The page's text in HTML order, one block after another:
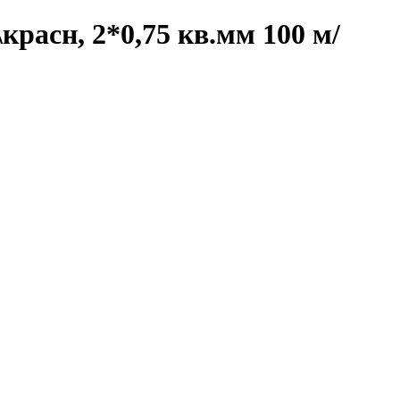
2*0,75 кв.мм 100 м/